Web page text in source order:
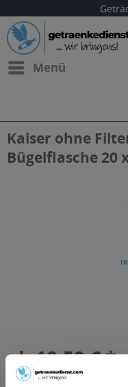
Menü
Kaiser ohne
Bügelflasche 20
ab 18,59 € *
Inhalt:6.6 Liter (2,82 € * / 1